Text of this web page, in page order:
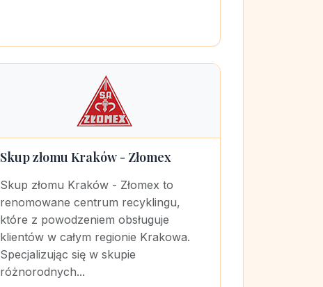
Skup złomu Kraków - Złomex
Skup złomu Kraków - Złomex to
renomowane centrum recyklingu,
które z powodzeniem obsługuje
klientów w całym regionie Krakowa.
Specjalizując się w skupie
różnorodnych...